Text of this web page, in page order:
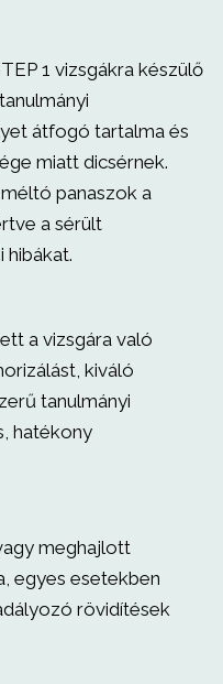
1 vizsgákra készülő
átfogó tartalma és
miatt dicsérnek.
panaszok a
a sérült
hibákat.
a vizsgára való
kiváló
tanulmányi
hatékony
meghajlott
egyes esetekben
rövidítések